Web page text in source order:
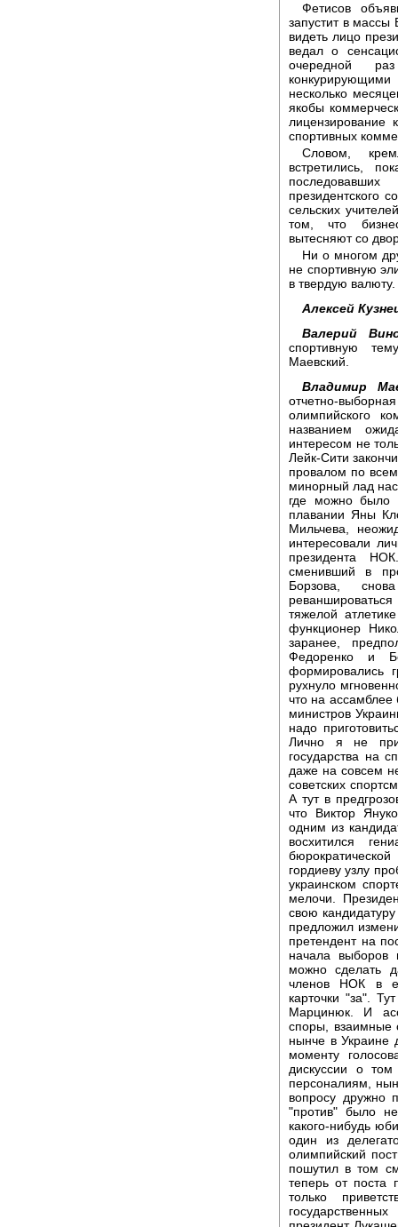
Фетисов
запустит в
видеть лицо
ведал о
очередной
несколько
якобы
лицензирование
спортивных
Словом,
встретились,
президентского
сельских
том, что
вытесняют со
Ни о многом
не спортивную
в твердую валюту.
Алексей
Валерий
спортивную
Маевский.
Владимир
отчетно-
олимпийского
названием
интересом не
Лейк-Сити
провалом по
минорный лад
где можно было
плавании Яны
Мильчева,
интересовали
президента
сменивший в
Борзова,
тяжелой
функционер
заранее,
Федоренко и
формировались
рухнуло
что на ассамблее
министров
надо
Лично я не
государства на
даже на совсем
советских
А тут в
что Виктор
одним из
восхитился
гордиеву узлу
украинском
мелочи.
свою
предложил
претендент на
начала выборов
можно сделать
членов НОК в
карточки "за".
Марцинюк. И
споры, взаимные
нынче в Украине
моменту
дискуссии о
персоналиям,
вопросу дружно
"против" было
какого-нибудь
один из
олимпийский
пошутил в том
теперь от
только